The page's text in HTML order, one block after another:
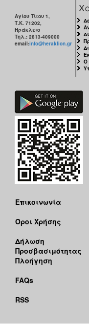
Αγίου Τίτου 1,
Τ.Κ. 71202,
Ηράκλειο
Τηλ.: 2813-409000
email:info@heraklion.gr
Ο
Επικοινωνία
Όροι Χρήσης
Δήλωση
Προσβασιμότητας
Πλοήγηση
FAQs
RSS